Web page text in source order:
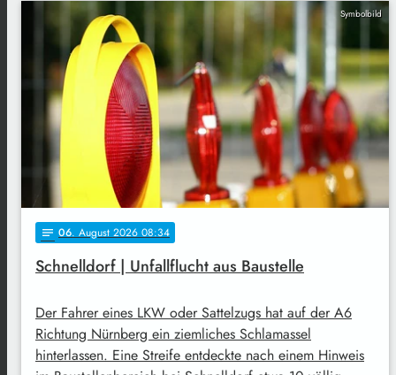
Symbolbild
notes 06. August 2026 08:34
Schnelldorf | Unfallflucht aus Baustelle
Der Fahrer eines LKW oder Sattelzugs hat auf der A6
Richtung Nürnberg ein ziemliches Schlamassel
hinterlassen. Eine Streife entdeckte nach einem Hinweis